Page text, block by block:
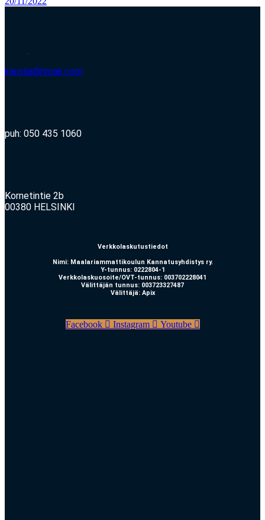
kanslia@hmak.com
puh: 050 435 1060
Kornetintie 2b
00380 HELSINKI
Verkkolaskutustiedot
Nimi: Maalariammattikoulun Kannatusyhdistys ry.
Y-tunnus: 0222804-1
Verkkolaskuosoite/OVT-tunnus: 003702228041
Välittäjän tunnus: 003723327487
Välittäjä: Apix
Facebook Instagram Youtube